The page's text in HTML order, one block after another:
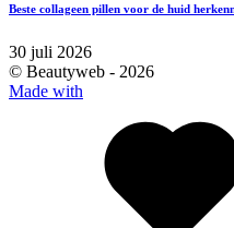
Beste collageen pillen voor de huid
30 juli 2026
© Beautyweb - 2026
Made with